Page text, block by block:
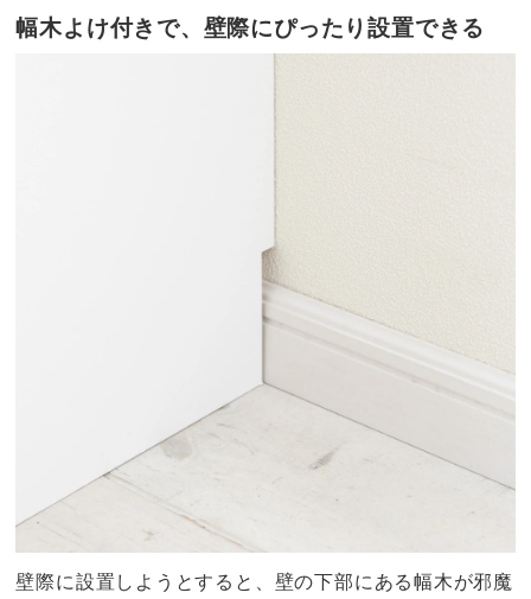
幅木よけ付きで、壁際にぴったり設置できる
壁際に設置しようとすると、壁の下部にある幅木が邪魔